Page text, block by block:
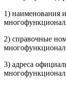
1) наименования
2) справочные
3) адреса